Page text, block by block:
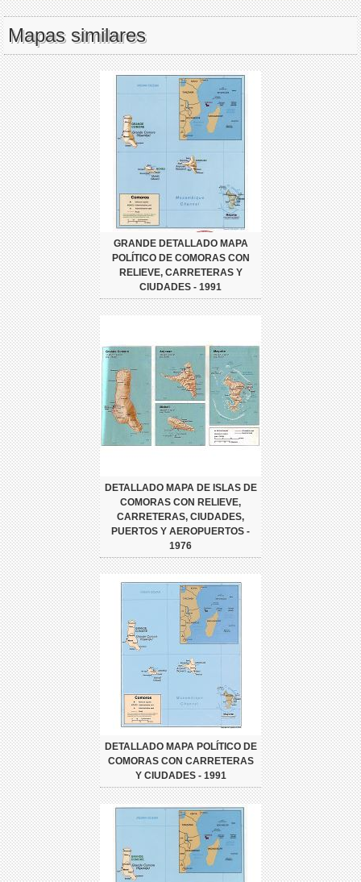
Mapas similares
GRANDE DETALLADO MAPA
POLÍTICO DE COMORAS CON
RELIEVE, CARRETERAS Y
CIUDADES - 1991
DETALLADO MAPA DE ISLAS DE
COMORAS CON RELIEVE,
CARRETERAS, CIUDADES,
PUERTOS Y AEROPUERTOS -
1976
DETALLADO MAPA POLÍTICO DE
COMORAS CON CARRETERAS
Y CIUDADES - 1991